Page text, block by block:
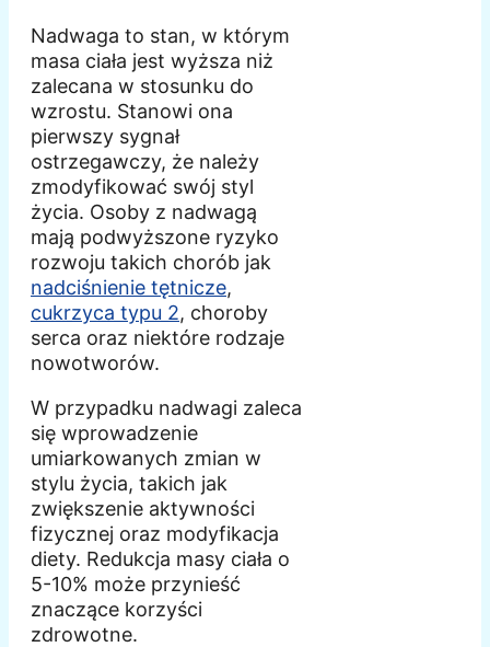
Nadwaga to stan, w którym
masa ciała jest wyższa niż
zalecana w stosunku do
wzrostu. Stanowi ona
pierwszy sygnał
ostrzegawczy, że należy
zmodyfikować swój styl
życia. Osoby z nadwagą
mają podwyższone ryzyko
rozwoju takich chorób jak
nadciśnienie tętnicze,
cukrzyca typu 2, choroby
serca oraz niektóre rodzaje
nowotworów.
W przypadku nadwagi zaleca
się wprowadzenie
umiarkowanych zmian w
stylu życia, takich jak
zwiększenie aktywności
fizycznej oraz modyfikacja
diety. Redukcja masy ciała o
5-10% może przynieść
znaczące korzyści
zdrowotne.